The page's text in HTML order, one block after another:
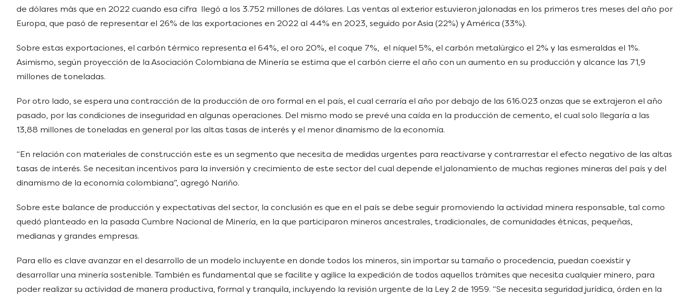
de dólares más que en 2022 cuando esa cifra llegó a los 3.752 millones de dólares. Las ventas al exterior estuvieron jalonadas en los primeros tres meses del año por
Europa, que pasó de representar el 26% de las exportaciones en 2022 al 44% en 2023, seguido por Asia (22%) y América (33%).
Sobre estas exportaciones, el carbón térmico representa el 64%, el oro 20%, el coque 7%, el níquel 5%, el carbón metalúrgico el 2% y las esmeraldas el 1%.
Asimismo, según proyección de la Asociación Colombiana de Minería se estima que el carbón cierre el año con un aumento en su producción y alcance las 71,9
millones de toneladas.
Por otro lado, se espera una contracción de la producción de oro formal en el país, el cual cerraría el año por debajo de las 616.023 onzas que se extrajeron el año
pasado, por las condiciones de inseguridad en algunas operaciones. Del mismo modo se prevé una caída en la producción de cemento, el cual solo llegaría a las
13,88 millones de toneladas en general por las altas tasas de interés y el menor dinamismo de la economía.
“En relación con materiales de construcción este es un segmento que necesita de medidas urgentes para reactivarse y contrarrestar el efecto negativo de las altas
tasas de interés. Se necesitan incentivos para la inversión y crecimiento de este sector del cual depende el jalonamiento de muchas regiones mineras del país y del
dinamismo de la economía colombiana”, agregó Nariño.
Sobre este balance de producción y expectativas del sector, la conclusión es que en el país se debe seguir promoviendo la actividad minera responsable, tal como
quedó planteado en la pasada Cumbre Nacional de Minería, en la que participaron mineros ancestrales, tradicionales, de comunidades étnicas, pequeñas,
medianas y grandes empresas.
Para ello es clave avanzar en el desarrollo de un modelo incluyente en donde todos los mineros, sin importar su tamaño o procedencia, puedan coexistir y
desarrollar una minería sostenible. También es fundamental que se facilite y agilice la expedición de todos aquellos trámites que necesita cualquier minero, para
poder realizar su actividad de manera productiva, formal y tranquila, incluyendo la revisión urgente de la Ley 2 de 1959. “Se necesita seguridad jurídica, órden en la